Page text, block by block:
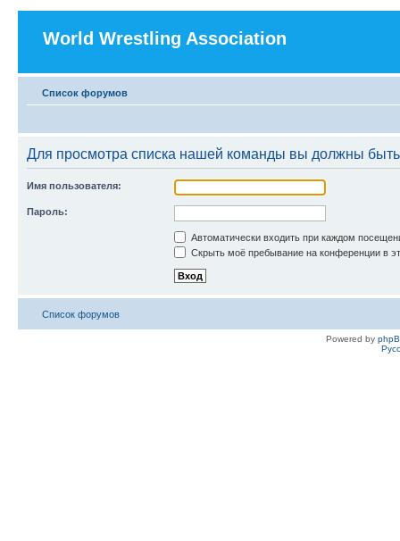
World Wrestling Association
Список форумов
Для просмотра списка нашей команды вы должны
Имя пользователя:
Пароль:
Автоматически входить при каждом
Скрыть моё пребывание на конференции в
Список форумов
Powered by